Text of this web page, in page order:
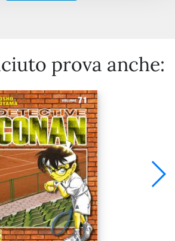
prova anche: